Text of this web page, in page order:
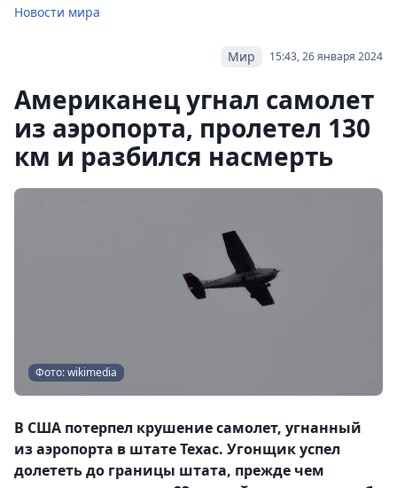
Новости мира
15:43, 26 января 2024
Мир
Американец угнал самолет
из аэропорта, пролетел 130
км и разбился насмерть
Фото: wikimedia
В США потерпел крушение самолет, угнанный
из аэропорта в штате Техас. Угонщик успел
долететь до границы штата, прежде чем